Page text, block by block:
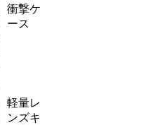
衝撃ケ
ース
軽量レ
ンズキ